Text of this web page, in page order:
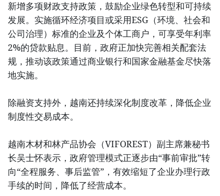
新增多项财政支持政策，鼓励企业绿色转型和可持续
发展。实施循环经济项目或采用ESG（环境、社会和
公司治理）标准的企业及个体工商户，可享受年利率
2%的贷款贴息。目前，政府正加快完善相关配套法
规，推动该政策通过商业银行和国家金融基金尽快落
地实施。
除融资支持外，越南还持续深化制度改革，降低企业
制度性交易成本。
越南木材和林产品协会（VIFOREST）副主席兼秘书
长吴士怀表示，政府管理模式正逐步由“事前审批”转
向“全程服务、事后监管”，有效缩短了企业办理行政
手续的时间，降低了经营成本。